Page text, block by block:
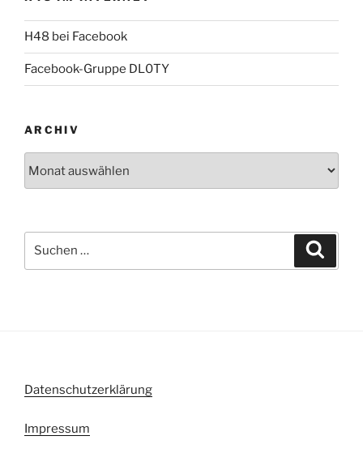
H48 bei Facebook
Facebook-Gruppe DL0TY
ARCHIV
nach:
Datenschutzerklärung
Impressum